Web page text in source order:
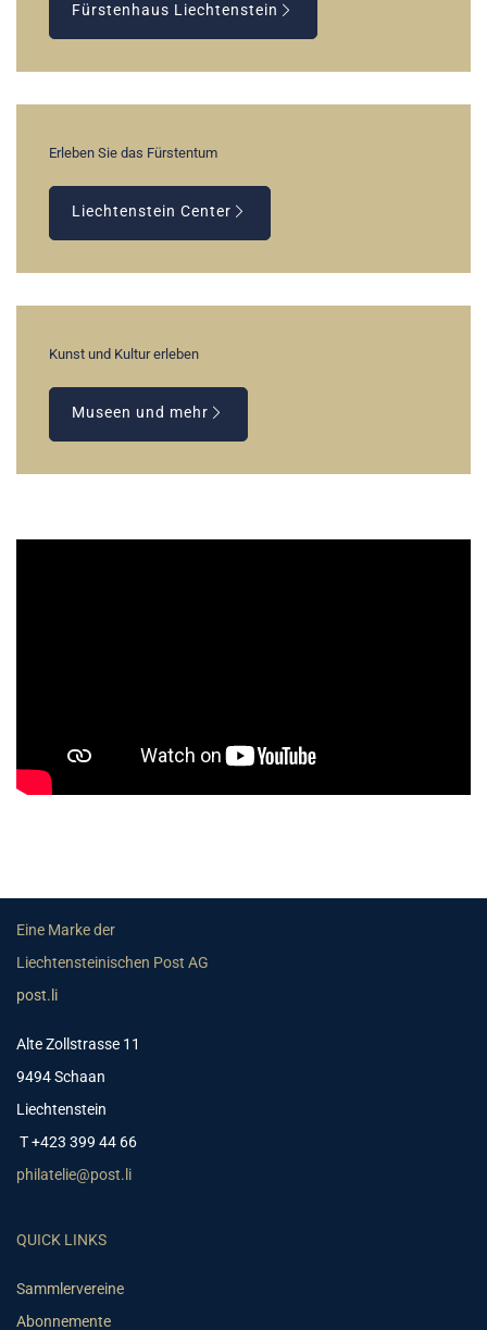
Fürstenhaus Liechtenstein
Erleben Sie das Fürstentum
Liechtenstein Center
Kunst und Kultur erleben
Museen und mehr
Eine Marke der
Liechtensteinischen Post AG
post.li
Alte Zollstrasse 11
9494 Schaan
Liechtenstein
T +423 399 44 66
philatelie@post.li
QUICK LINKS
Sammlervereine
Abonnemente